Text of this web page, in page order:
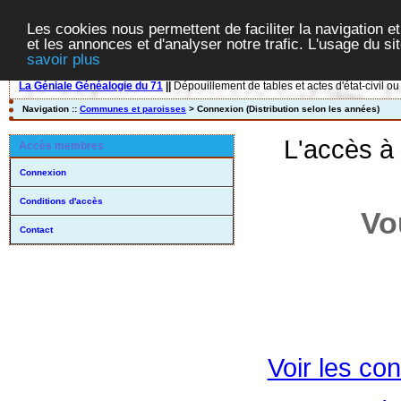
Les cookies nous permettent de faciliter la navigation
et les annonces et d'analyser notre trafic. L'usage du
savoir plus
La Géniale Généalogie du 71 Dépouillement de tables et actes d'état-civil
Navigation :: Communes et paroisses > Connexion (Distribution selon les années)
Accès membres
Connexion
Conditions d'accès
Contact
L'accès
Voir les